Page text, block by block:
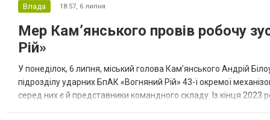
стекла из высококачественной
нержавеющей стали AISI 304. Дан...
Влада 18:57, 6 липня
Мер Кам’янського провів робочу
Рій»
У понеділок, 6 липня, міський голова Кам’янського Андрій
підрозділу ударних БпАК «Вогняний Рій» 43-ї окремої
серед них є й представники командного складу. Із кінця